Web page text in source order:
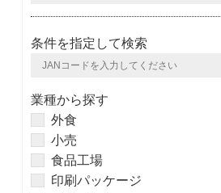
条件を指定して検索
業種から探す
外食
小売
食品工場
印刷パッケージ